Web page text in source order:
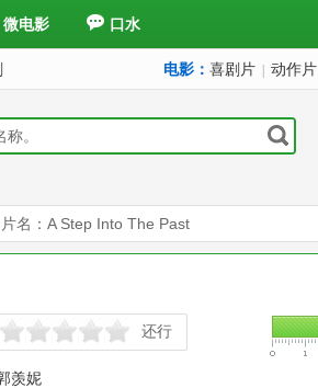
微电影 口水
电影： 喜剧片 动作片
名：A Step Into The Past
力荐 还行
羡妮